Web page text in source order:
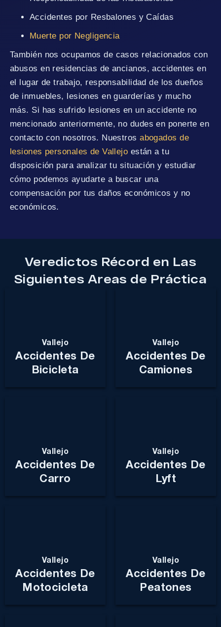
Accidentes por Resbalones y Caídas
Muerte por Negligencia
También nos ocupamos de casos relacionados con
abusos en residencias de ancianos, accidentes en
el lugar de trabajo, responsabilidad de los dueños
de inmuebles, lesiones en guarderías y mucho
más. Si has sufrido lesiones en un accidente no
mencionado anteriormente, no dudes en ponerte en
contacto con nosotros. Nuestrosabogados de
lesiones personales de Vallejo están a tu
disposición para analizar tu situación y estudiar
cómo podemos ayudarte a buscar una
compensación por tus daños económicos y no
económicos.
Veredictos Récord en Las
Siguientes Areas de Práctica​
Vallejo
Accidentes De
Bicicleta
Vallejo
Accidentes De
Camiones
Vallejo
Accidentes De
Carro
Vallejo
Accidentes De
Lyft
Vallejo
Accidentes De
Motocicleta
Vallejo
Accidentes De
Peatones